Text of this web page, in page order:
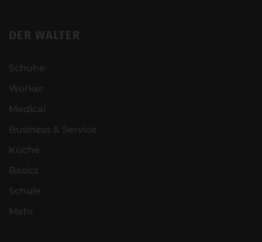
DER WALTER
Schuhe
Worker
Medical
Business & Service
Küche
Basics
Schule
Mehr